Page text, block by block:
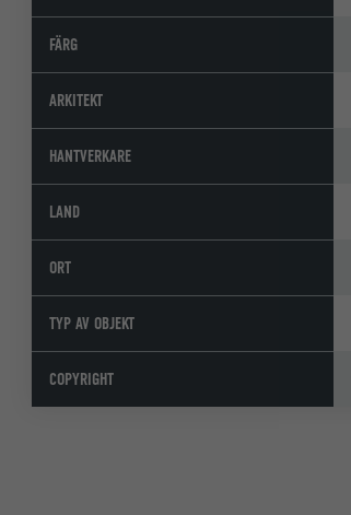
FÄRG
ARKITEKT
HANTVERKARE
LAND
ORT
TYP AV OBJEKT
COPYRIGHT